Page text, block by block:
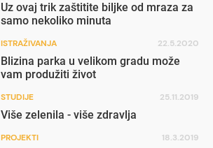
Uz ovaj trik zaštitite biljke od mraza za
samo nekoliko minuta
ISTRAŽIVANJA 22.5.2020
Blizina parka u velikom gradu može
vam produžiti život
STUDIJE 25.11.2019
Više zelenila - više zdravlja
PROJEKTI 18.3.2019